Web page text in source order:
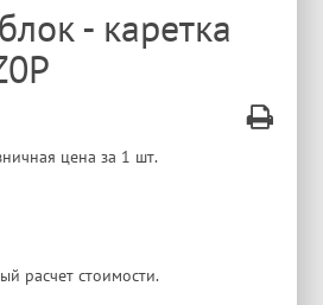
- каретка
цена за 1 шт.
расчет стоимости.